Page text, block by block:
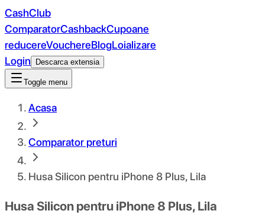
CashClub
ComparatorCashbackCupoane
reducereVouchereBlogLoializare
Login
Descarca extensia
Toggle menu
Acasa
Comparator preturi
Husa Silicon pentru iPhone 8 Plus, Lila
Husa Silicon pentru iPhone 8 Plus, Lila